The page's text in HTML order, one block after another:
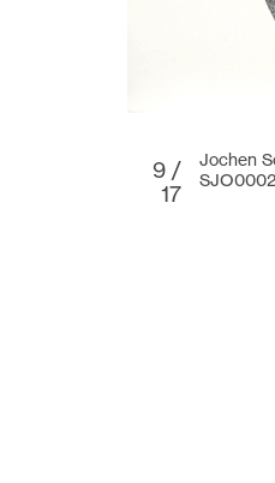
9 /
17
Jochen
SJO0002